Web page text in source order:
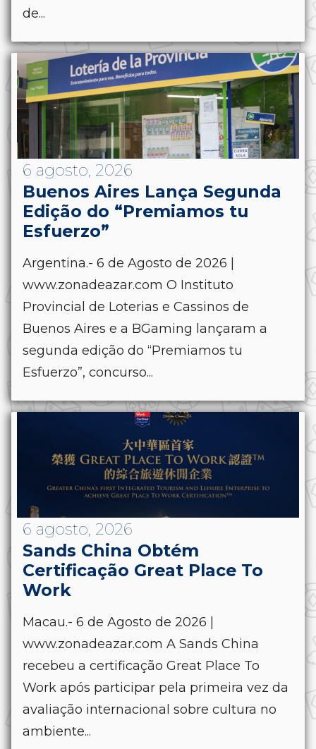
de...
6 agosto, 2026
Buenos Aires Lança Segunda
Edição do “Premiamos tu
Esfuerzo”
Argentina.- 6 de Agosto de 2026 |
www.zonadeazar.com O Instituto
Provincial de Loterias e Cassinos de
Buenos Aires e a BGaming lançaram a
segunda edição do “Premiamos tu
Esfuerzo”, concurso...
6 agosto, 2026
Sands China Obtém
Certificação Great Place To
Work
Macau.- 6 de Agosto de 2026 |
www.zonadeazar.com A Sands China
recebeu a certificação Great Place To
Work após participar pela primeira vez da
avaliação internacional sobre cultura no
ambiente...